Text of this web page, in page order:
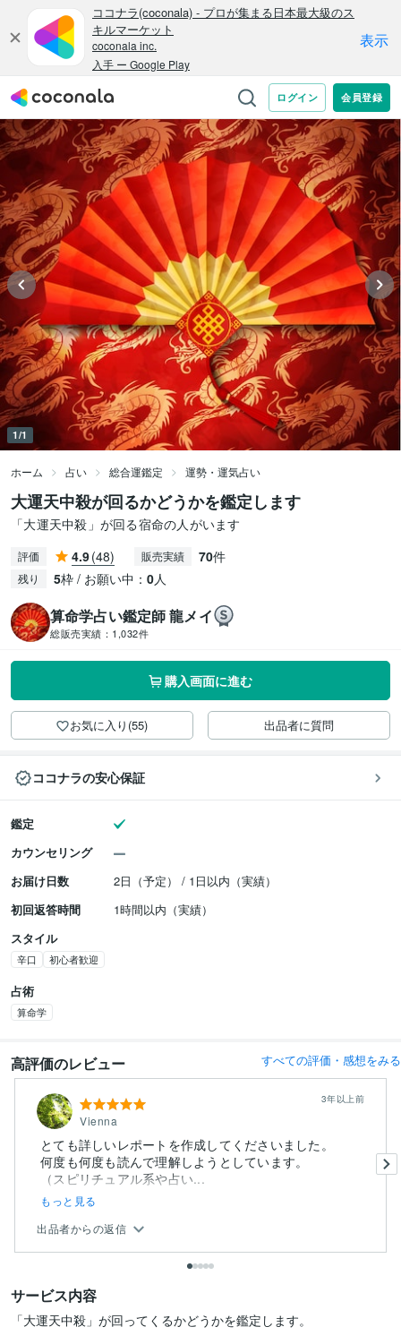
1/1
ホーム 占い 総合運鑑定 運勢・運気占い
大運天中殺が回るかどうかを鑑定します
「大運天中殺」が回る宿命の人がいます
評価 4.9(48) 販売実績 70件
残り 5枠 / お願い中： 0人
算命学占い鑑定師 龍メイ
総販売実績： 1,032件
購入画面に進む
お気に入り(55) 出品者に質問
ココナラの安心保証
鑑定
カウンセリング
お届け日数
2日（予定） / 1日以内（実績）
初回返答時間
1時間以内（実績）
スタイル
辛口 初心者歓迎
占術
算命学
高評価のレビュー すべての評価・感想をみる
Vienna
3年以上前
とても詳しいレポートを作成してくださいました。
何度も何度も読んで理解しようとしています。
（スピリチュアル系や占い...
もっと見る
出品者からの返信
サービス内容
「大運天中殺」が回ってくるかどうかを鑑定します。